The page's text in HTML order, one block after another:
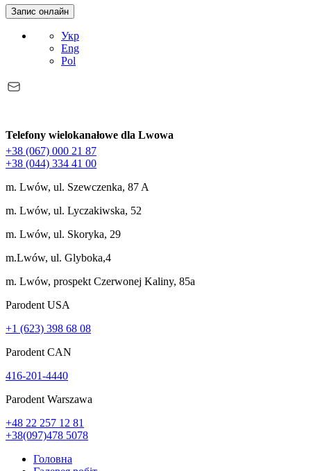
Запис онлайн
Укр
Eng
Pol
Telefony wielokanałowe dla Lwowa
+38 (067) 000 21 87
+38 (044) 334 41 00
m. Lwów, ul. Szewczenka, 87 A
m. Lwów, ul. Lyczakiwska, 52
m. Lwów, ul. Skoryka, 29
m.Lwów, ul. Glyboka,4
m. Lwów, prospekt Czerwonej Kaliny, 85a
Parodent USА
+1 (623) 398 68 08
Parodent CAN
416-201-4440
Parodent Warszawa
+48 22 257 12 81
+38(097)478 5078
Головна